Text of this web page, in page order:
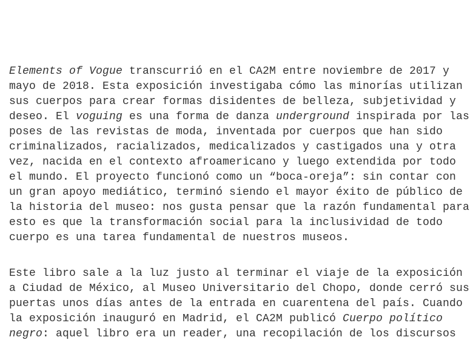
Elements of Vogue transcurrió en el CA2M entre noviembre de 2017 y
mayo de 2018. Esta exposición investigaba cómo las minorías utilizan
sus cuerpos para crear formas disidentes de belleza, subjetividad y
deseo. El voguing es una forma de danza underground inspirada por las
poses de las revistas de moda, inventada por cuerpos que han sido
criminalizados, racializados, medicalizados y castigados una y otra
vez, nacida en el contexto afroamericano y luego extendida por todo
el mundo. El proyecto funcionó como un “boca-oreja”: sin contar con
un gran apoyo mediático, terminó siendo el mayor éxito de público de
la historia del museo: nos gusta pensar que la razón fundamental para
esto es que la transformación social para la inclusividad de todo
cuerpo es una tarea fundamental de nuestros museos.
Este libro sale a la luz justo al terminar el viaje de la exposición
a Ciudad de México, al Museo Universitario del Chopo, donde cerró sus
puertas unos días antes de la entrada en cuarentena del país. Cuando
la exposición inauguró en Madrid, el CA2M publicó Cuerpo político
negro : aquel libro era un reader, una recopilación de los discursos